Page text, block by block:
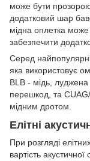
може бути
додатковий шар
мідна оплетка може
забезпечити
Серед
яка використовує
BLB - мідь,
перешкод, та
мідним дротом.
Елітні
При розгляді
вартість